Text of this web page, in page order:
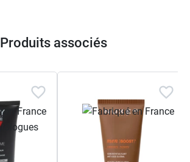
de Jonzac rend à la peau sa
vigueur.
la particularité du Soin
Men bio ?
Produits associés